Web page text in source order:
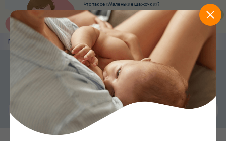
Что такое «Маленькие шажочки»?
Наш новый суперсервис для отслеживания
развития вашего малыша
Попробовать сейчас
Nestlé Baby &me Статьи
Приложение Nestlé Baby&me
Еще быстрее и удобнее
Установить
Чат24/7